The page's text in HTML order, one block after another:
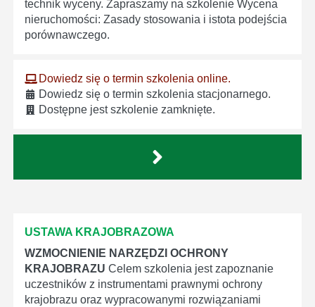
technik wyceny. Zapraszamy na szkolenie Wycena
nieruchomości: Zasady stosowania i istota podejścia
porównawczego.
Dowiedz się o termin szkolenia online.
Dowiedz się o termin szkolenia stacjonarnego.
Dostępne jest szkolenie zamknięte.
USTAWA KRAJOBRAZOWA
WZMOCNIENIE NARZĘDZI OCHRONY
KRAJOBRAZU Celem szkolenia jest zapoznanie
uczestników z instrumentami prawnymi ochrony
krajobrazu oraz wypracowanymi rozwiązaniami